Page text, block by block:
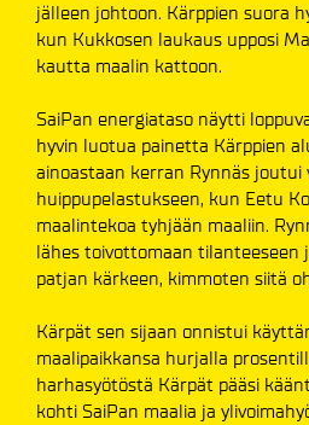
jälleen johtoon. Kärppien suora
kun Kukkosen laukaus upposi
kautta maalin kattoon.
SaiPan energiataso näytti
hyvin luotua painetta Kärppien
ainoastaan kerran Rynnäs joutui
huippupelastukseen, kun Eetu
maalintekoa tyhjään maaliin.
lähes toivottomaan tilanteeseen
patjan kärkeen, kimmoten siitä
Kärpät sen sijaan onnistui
maalipaikkansa hurjalla
harhasyötöstä Kärpät pääsi
kohti SaiPan maalia ja